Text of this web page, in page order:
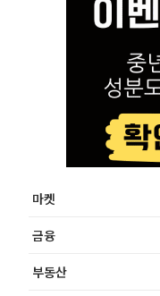
마켓
금융
부동산